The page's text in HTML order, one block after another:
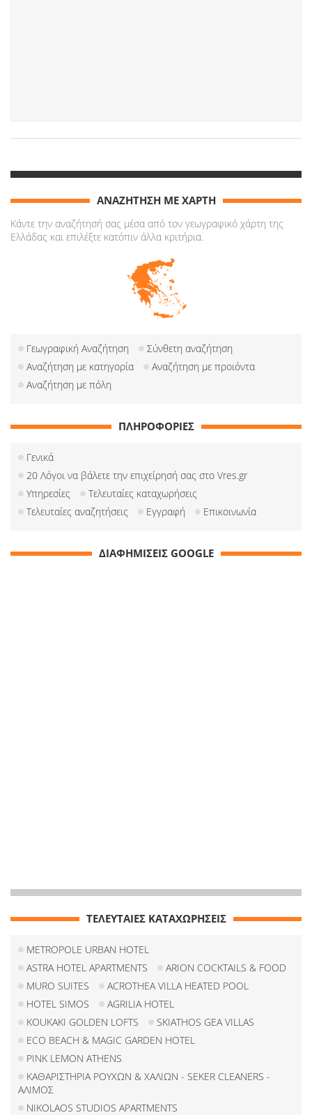
ΑΝΑΖΗΤΗΣΗ ΜΕ ΧΑΡΤΗ
Κάντε την αναζήτησή σας μέσα από τον γεωγραφικό χάρτη της
Ελλάδας και επιλέξτε κατόπιν άλλα κριτήρια.
Γεωγραφική Αναζήτηση
Σύνθετη αναζήτηση
Αναζήτηση με κατηγορία
Αναζήτηση με προιόντα
Αναζήτηση με πόλη
ΠΛΗΡΟΦΟΡΙΕΣ
Γενικά
20 Λόγοι να βάλετε την επιχείρησή σας στο Vres.gr
Υπηρεσίες
Τελευταίες καταχωρήσεις
Τελευταίες αναζητήσεις
Εγγραφή Επικοινωνία
ΔΙΑΦΗΜΙΣΕΙΣ GOOGLE
ΤΕΛΕΥΤΑΙΕΣ ΚΑΤΑΧΩΡΗΣΕΙΣ
METROPOLE URBAN HOTEL
ASTRA HOTEL APARTMENTS
ARION COCKTAILS & FOOD
MURO SUITES
ACROTHEA VILLA HEATED POOL
HOTEL SIMOS
AGRILIA HOTEL
KOUKAKI GOLDEN LOFTS
SKIATHOS GEA VILLAS
ECO BEACH & MAGIC GARDEN HOTEL
PINK LEMON ATHENS
ΚΑΘΑΡΙΣΤΗΡΙΑ ΡΟΥΧΩΝ & ΧΑΛΙΩΝ - SEKER CLEANERS -
ΑΛΙΜΟΣ
NIKOLAOS STUDIOS APARTMENTS